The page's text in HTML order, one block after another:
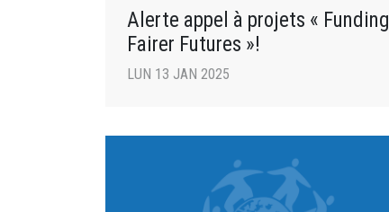
Alerte appel à projets « Funding
Fairer Futures »!
LUN 13 JAN 2025